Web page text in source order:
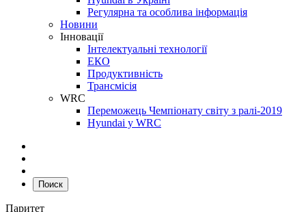
Регулярна та особлива інформація
Новини
Інновації
Інтелектуальні технології
ЕКО
Продуктивність
Трансмісія
WRC
Переможець Чемпіонату світу з ралі-2019
Hyundai у WRC
Поиск
Паритет